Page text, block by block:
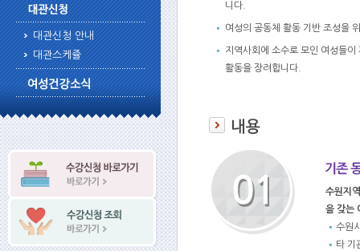
대관신청 안내
대관스케쥴
니다.
여성의 공동체 활동 기반 조성을
지역사회에 소수로 모인 여성들
활동을 장려합니다.
수원지
을 갖는
수원
타 기